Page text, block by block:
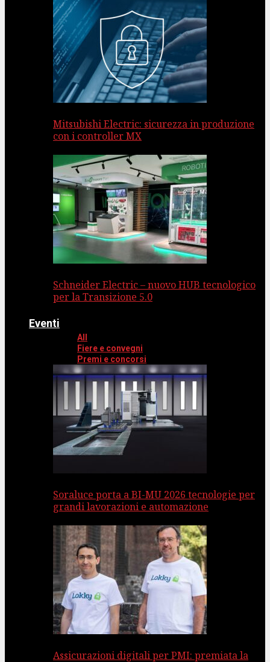
Mitsubishi Electric: sicurezza in produzione
con i controller MX
Schneider Electric – nuovo HUB tecnologico
per la Transizione 5.0
Eventi
All
Fiere e convegni
Premi e concorsi
Soraluce porta a BI-MU 2026 tecnologie per
grandi lavorazioni e automazione
Assicurazioni digitali per PMI: premiata la